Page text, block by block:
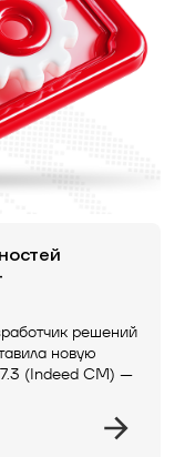
решений
новую
(Indeed CM) —